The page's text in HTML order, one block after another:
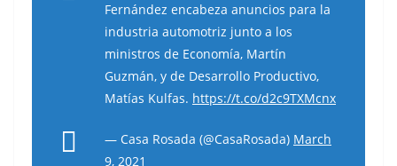
Fernández encabeza anuncios para la
industria automotriz junto a los
ministros de Economía, Martín
Guzmán, y de Desarrollo Productivo,
Matías Kulfas. https://t.co/d2c9TXMcnx
— Casa Rosada (@CasaRosada) March
9, 2021